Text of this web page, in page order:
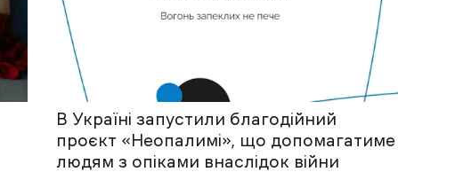
В Україні запустили благодійний
проєкт «Неопалимі», що допомагатиме
людям з опіками внаслідок війни